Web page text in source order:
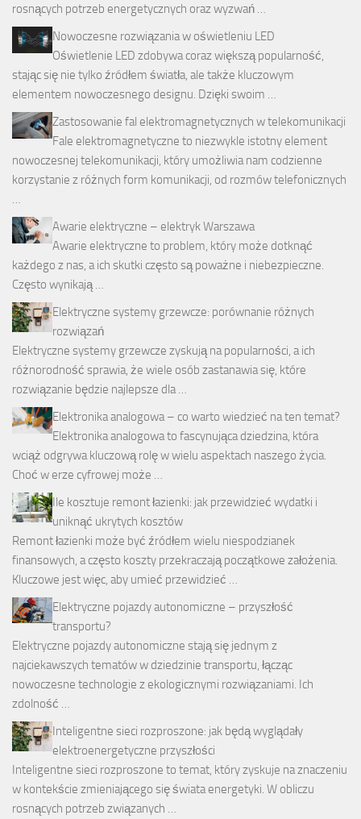
rosnących potrzeb energetycznych oraz wyzwań …
Nowoczesne rozwiązania w oświetleniu LED
Oświetlenie LED zdobywa coraz większą popularność,
stając się nie tylko źródłem światła, ale także kluczowym
elementem nowoczesnego designu. Dzięki swoim …
Zastosowanie fal elektromagnetycznych w telekomunikacji
Fale elektromagnetyczne to niezwykle istotny element
nowoczesnej telekomunikacji, który umożliwia nam codzienne
korzystanie z różnych form komunikacji, od rozmów telefonicznych
…
Awarie elektryczne – elektryk Warszawa
Awarie elektryczne to problem, który może dotknąć
każdego z nas, a ich skutki często są poważne i niebezpieczne.
Często wynikają …
Elektryczne systemy grzewcze: porównanie różnych
rozwiązań
Elektryczne systemy grzewcze zyskują na popularności, a ich
różnorodność sprawia, że wiele osób zastanawia się, które
rozwiązanie będzie najlepsze dla …
Elektronika analogowa – co warto wiedzieć na ten temat?
Elektronika analogowa to fascynująca dziedzina, która
wciąż odgrywa kluczową rolę w wielu aspektach naszego życia.
Choć w erze cyfrowej może …
Ile kosztuje remont łazienki: jak przewidzieć wydatki i
uniknąć ukrytych kosztów
Remont łazienki może być źródłem wielu niespodzianek
finansowych, a często koszty przekraczają początkowe założenia.
Kluczowe jest więc, aby umieć przewidzieć …
Elektryczne pojazdy autonomiczne – przyszłość
transportu?
Elektryczne pojazdy autonomiczne stają się jednym z
najciekawszych tematów w dziedzinie transportu, łącząc
nowoczesne technologie z ekologicznymi rozwiązaniami. Ich
zdolność …
Inteligentne sieci rozproszone: jak będą wyglądały
elektroenergetyczne przyszłości
Inteligentne sieci rozproszone to temat, który zyskuje na znaczeniu
w kontekście zmieniającego się świata energetyki. W obliczu
rosnących potrzeb związanych …